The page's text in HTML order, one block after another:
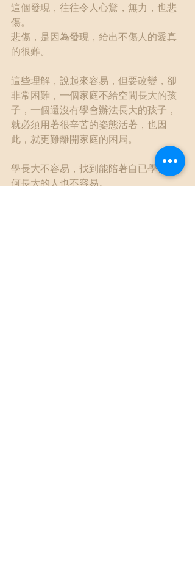
這個發現，往往令人心驚，無力，也悲
傷。
悲傷，是因為發現，給出不傷人的愛真
的很難。
這些理解，說起來容易，但要改變，卻
非常困難，一個家庭不給空間長大的孩
子，一個還沒有學會辦法長大的孩子，
就必須用著很辛苦的姿態活著，也因
此，就更難離開家庭的困局。
學長大不容易，找到能陪著自已學習如
何長大的人也不容易。